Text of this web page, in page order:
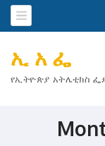
ኢ አ ፌ
የኢትዮጵያ አትሌቲክስ